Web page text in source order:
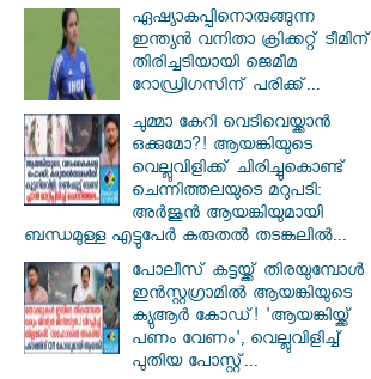
ഏഷ്യാകപ്പിനൊരുങ്ങുന്ന
ഇന്ത്യൻ വനിതാ ക്രിക്കറ്റ് ടീമിന്
തിരിച്ചടിയായി ജെമീമ
റോഡ്രിഗസിന് പരിക്ക്...
ചുമ്മാ കേറി വെടിവെയ്ക്കാൻ
ഒക്കുമോ?! ആയങ്കിയുടെ
വെല്ലുവിളിക്ക് ചിരിച്ചുകൊണ്ട്
ചെന്നിത്തലയുടെ മറുപടി:
അർജുൻ ആയങ്കിയുമായി
ബന്ധമുള്ള എട്ടുപേർ കരുതൽ തടങ്കലിൽ...
പോലീസ് കട്ടയ്ക്ക് തിരയുമ്പോൾ
ഇൻസ്റ്റഗ്രാമിൽ ആയങ്കിയുടെ
ക്യുആർ കോഡ്! 'ആയങ്കിയ്ക്ക്
പണം വേണം', വെല്ലുവിളിച്ച്
പുതിയ പോസ്റ്റ്...